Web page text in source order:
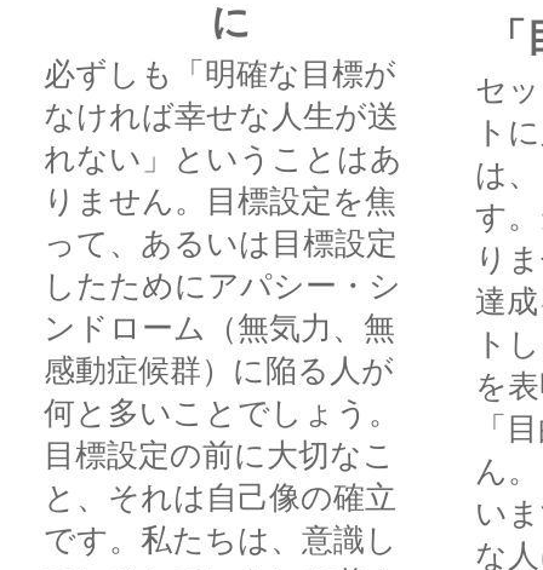
に
必ずしも「明確な目標が
なければ幸せな人生が送
れない」ということはあ
りません。目標設定を焦
って、あるいは目標設定
したためにアパシー・シ
ンドローム（無気力、無
感動症候群）に陥る人が
何と多いことでしょう。
目標設定の前に大切なこ
と、それは自己像の確立
です。私たちは、意識し
セ
ト
は
す
り
達
ト
を
「
ん
い
な